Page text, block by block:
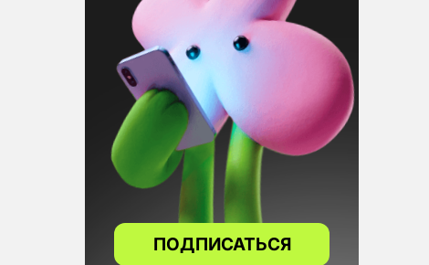
ПОДПИСАТЬСЯ